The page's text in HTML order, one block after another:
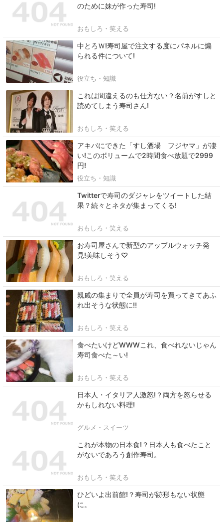
のために妹が作った寿司!
おもしろ・笑える
中とろＷ!寿司屋で注文する度にパネルに煽
られる件について!
役立ち・知識
これは間違えるのも仕方ない？名前がすしと
読めてしまう寿司さん!
おもしろ・笑える
アキバにできた「すし酒場 フジヤマ」が凄
い!このボリュームで2時間食べ放題で2999
円!
役立ち・知識
Twitterで寿司のダジャレをツイートした結
果？続々とネタが集まってくる!
おもしろ・笑える
お寿司屋さんで新型のアップルウォッチ発
見!美味しそう♡
おもしろ・笑える
親戚の集まりで全員が寿司を買ってきてあふ
れ出そうな状態に‼
おもしろ・笑える
食べたいけどWWWこれ、食べれないじゃん
寿司食べた～い!
おもしろ・笑える
日本人・イタリア人激怒!？両方を怒らせる
かもしれない料理!
グルメ・スイーツ
これが本物の日本食!？日本人も食べたこと
がないであろう創作寿司。
おもしろ・笑える
ひどいよ出前館!？寿司が跡形もない状態
に。